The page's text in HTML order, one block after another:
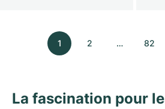
1 2 … 82
La fascination pour